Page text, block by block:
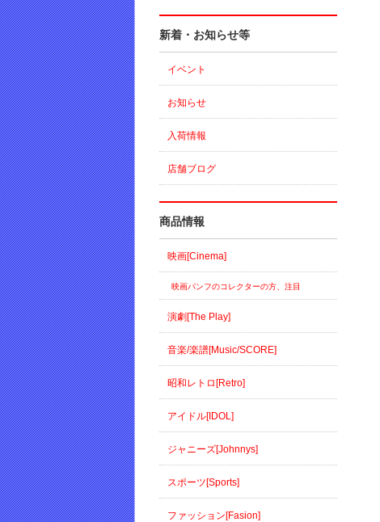
新着・お知らせ等
イベント
お知らせ
入荷情報
店舗ブログ
商品情報
映画[Cinema]
映画パンフのコレクターの方、注目
演劇[The Play]
音楽/楽譜[Music/SCORE]
昭和レトロ[Retro]
アイドル[IDOL]
ジャニーズ[Johnnys]
スポーツ[Sports]
ファッション[Fasion]